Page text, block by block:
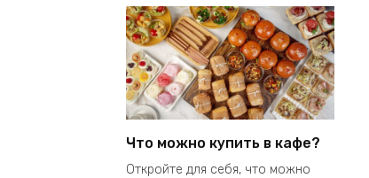
Что можно купить в кафе?
Откройте для себя, что можно